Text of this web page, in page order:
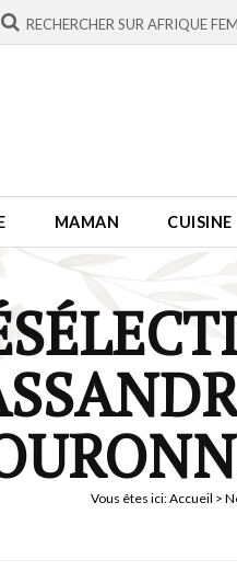
MAMAN CUISINE
Vous êtes ici:Accueil >